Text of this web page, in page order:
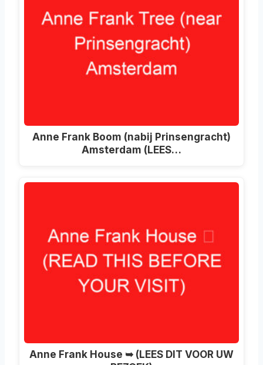
Anne Frank Boom (nabij Prinsengracht)
Amsterdam (LEES…
Anne Frank House ➥ (LEES DIT VOOR UW